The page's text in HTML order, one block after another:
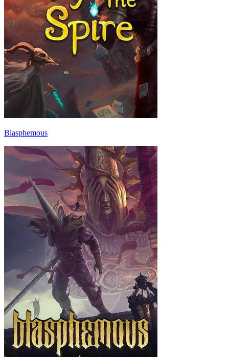
Blasphemous